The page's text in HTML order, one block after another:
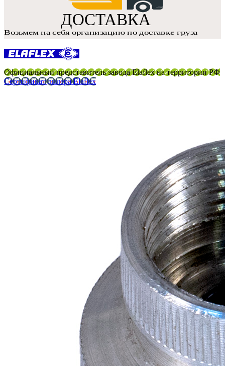
Официальный представитель завода Elaflex на территории РФ
Сертификат дилера Elaflex